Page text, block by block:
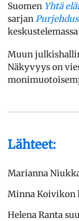
Suomen Yhtä
sarjan
Muun
Näkyvyys on
Lähteet:
Marianna
Minna Koivikon
Helena Ranta